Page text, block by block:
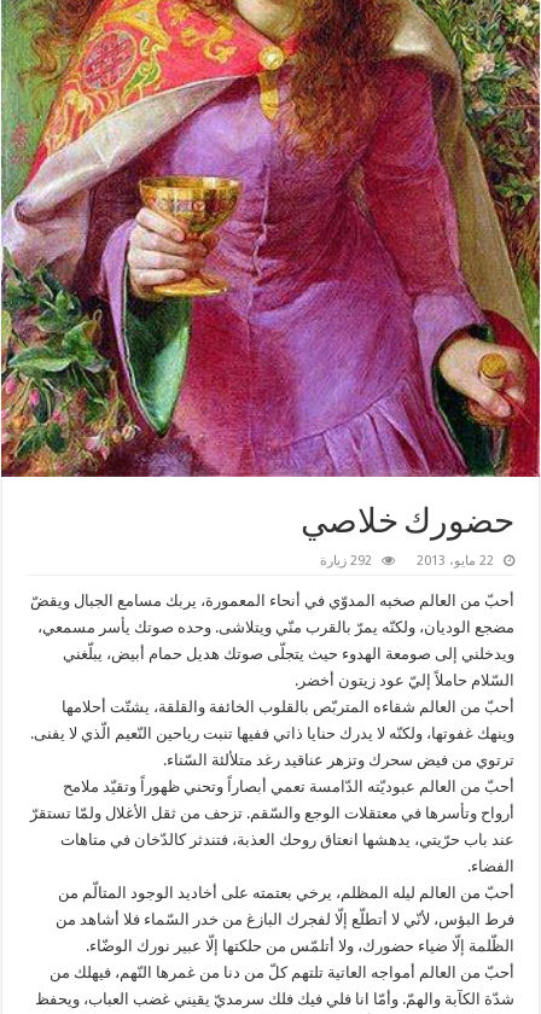
حضورك خلاصي
22 مايو، 2013 292 زيارة
أحبّ من العالم صخبه المدوّي في أنحاء المعمورة، يربك مسامع الجبال ويقضّ
مضجع الوديان، ولكنّه يمرّ بالقرب منّي ويتلاشى. وحده صوتك يأسر مسمعي،
ويدخلني إلى صومعة الهدوء حيث يتجلّى صوتك هديل حمام أبيض، يبلّغني
السّلام حاملاً إليّ عود زيتون أخضر.
أحبّ من العالم شقاءه المتربّص بالقلوب الخائفة والقلقة، يشتّت أحلامها
وينهك غفوتها، ولكنّه لا يدرك حنايا ذاتي ففيها تنبت رياحين النّعيم الّذي لا يفنى.
ترتوي من فيض سحرك وتزهر عناقيد رغد متلألئة السّناء.
أحبّ من العالم عبوديّته الدّامسة تعمي أبصاراً وتحني ظهوراً وتقيّد ملامح
أرواح وتأسرها في معتقلات الوجع والسّقم. تزحف من ثقل الأغلال ولمّا تستقرّ
عند باب حرّيتي، يدهشها انعتاق روحك العذبة، فتندثر كالدّخان في متاهات
الفضاء.
أحبّ من العالم ليله المظلم، يرخي بعتمته على أخاديد الوجود المتالّم من
فرط البؤس، لأنّي لا أتطلّع إلّا لفجرك البازغ من خدر السّماء فلا أشاهد من
الظّلمة إلّا ضياء حضورك، ولا أتلمّس من حلكتها إلّا عبير نورك الوضّاء.
أحبّ من العالم أمواجه العاتية تلتهم كلّ من دنا من غمرها النّهم، فيهلك من
شدّة الكآبة والهمّ. وأمّا انا فلي فيك فلك سرمديّ يقيني غضب العباب، ويحفظ